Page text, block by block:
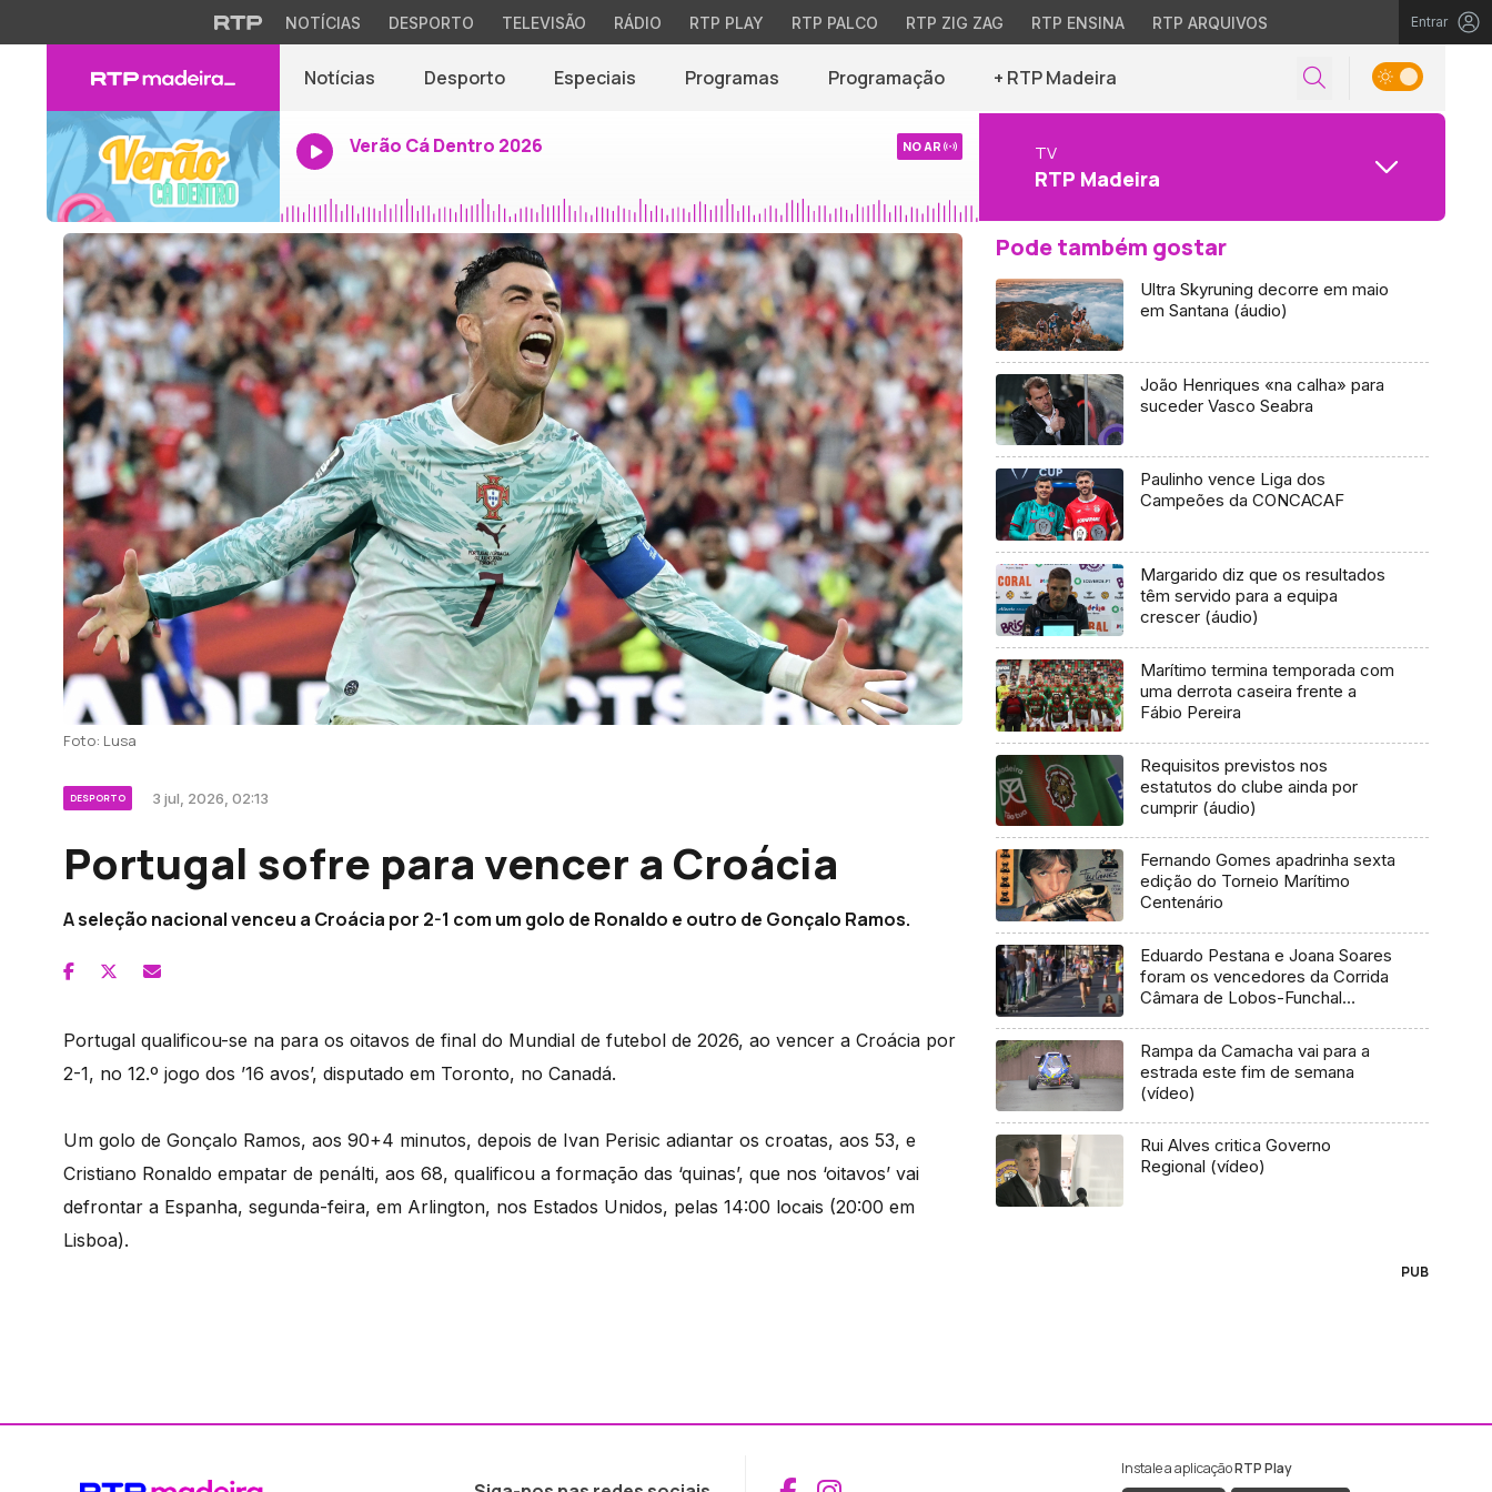
NOTÍCIAS DESPORTO TELEVISÃO RÁDIO RTP PLAY RTP PALCO RTP ZIG ZAG RTP ENSINA RTP ARQUIVOS Entrar
Notícias Desporto Especiais Programas Programação + RTP Madeira
Verão Cá Dentro 2026 NO AR TV
RTP Madeira
Foto: Lusa
DESPORTO 3 jul, 2026, 02:13
Portugal sofre para vencer a Croácia
A seleção nacional venceu a Croácia por 2-1 com um golo de Ronaldo e outro de Gonçalo Ramos.
Portugal qualificou-se na para os oitavos de final do Mundial de futebol de 2026, ao vencer a Croácia por
2-1, no 12.º jogo dos ’16 avos’, disputado em Toronto, no Canadá.
Um golo de Gonçalo Ramos, aos 90+4 minutos, depois de Ivan Perisic adiantar os croatas, aos 53, e
Cristiano Ronaldo empatar de penálti, aos 68, qualificou a formação das ‘quinas’, que nos ‘oitavos’ vai
defrontar a Espanha, segunda-feira, em Arlington, nos Estados Unidos, pelas 14:00 locais (20:00 em
Lisboa).
Pode também gostar
Ultra Skyruning decorre em maio
em Santana (áudio)
João Henriques «na calha» para
suceder Vasco Seabra
Paulinho vence Liga dos
Campeões da CONCACAF
Margarido diz que os resultados
têm servido para a equipa
crescer (áudio)
Marítimo termina temporada com
uma derrota caseira frente a
Fábio Pereira
Requisitos previstos nos
estatutos do clube ainda por
cumprir (áudio)
Fernando Gomes apadrinha sexta
edição do Torneio Marítimo
Centenário
Eduardo Pestana e Joana Soares
foram os vencedores da Corrida
Câmara de Lobos-Funchal
Rampa da Camacha vai para a
estrada este fim de semana
(vídeo)
Rui Alves critica Governo
Regional (vídeo)
PUB
Instale a aplicaçãoRTP Play